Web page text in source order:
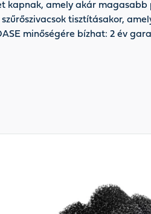
kapnak, amely akár
tisztításakor,
minőségére bízhat: 2 év